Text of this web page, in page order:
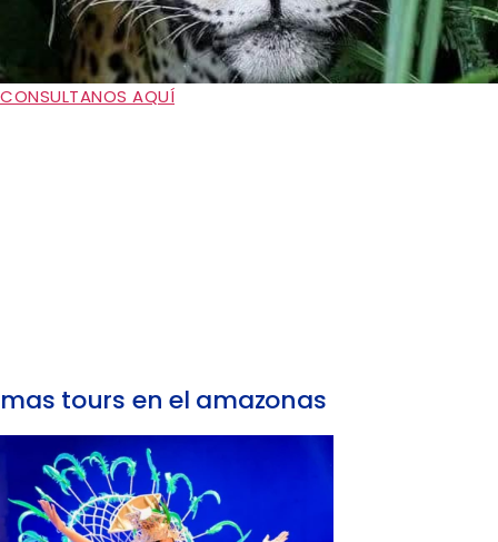
CONSULTANOS AQUÍ
mas tours en el amazonas